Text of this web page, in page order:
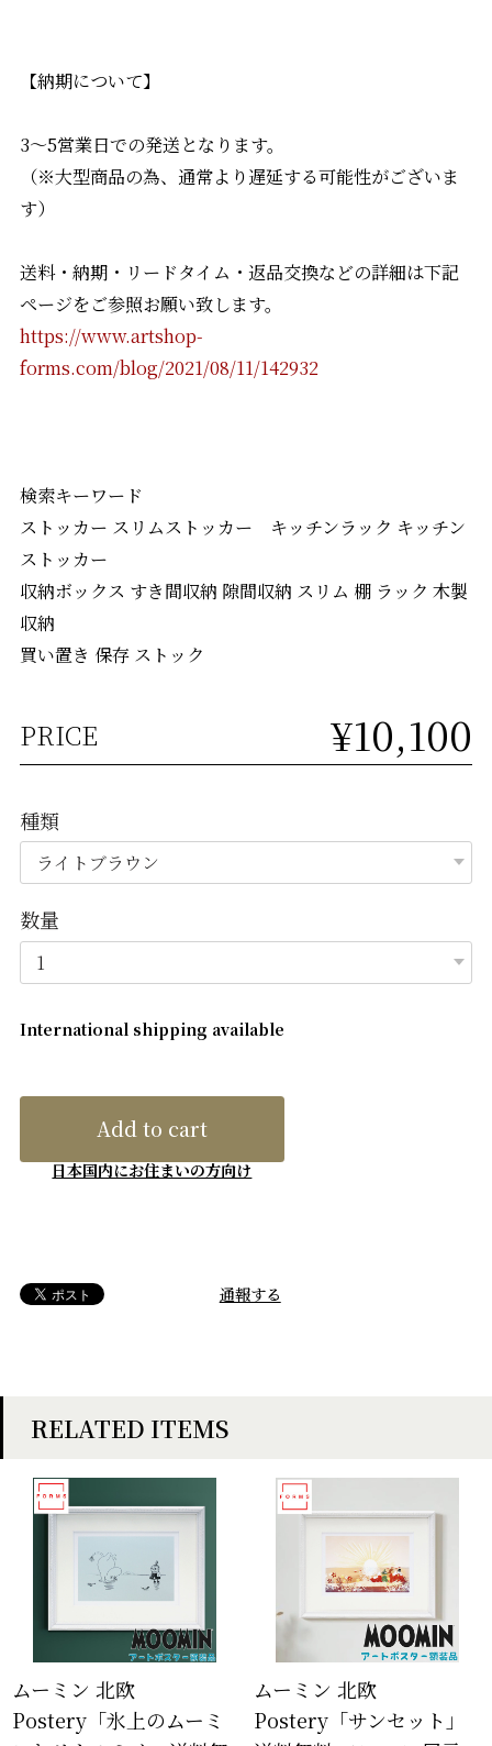
【納期について】
3〜5営業日での発送となります。
（※大型商品の為、通常より遅延する可能性がございま
す）
送料・納期・リードタイム・返品交換などの詳細は下記
ページをご参照お願い致します。
https://www.artshop-
forms.com/blog/2021/08/11/142932
検索キーワード
ストッカー スリムストッカー キッチンラック キッチン
ストッカー
収納ボックス すき間収納 隙間収納 スリム 棚 ラック 木製
収納
買い置き 保存 ストック
PRICE ¥10,100
種類
数量
International shipping available
Add to cart
日本国内にお住まいの方向け
通報する
RELATED ITEMS
ムーミン 北欧
Postery「氷上のムーミ
ムーミン 北欧
Postery「サンセット」